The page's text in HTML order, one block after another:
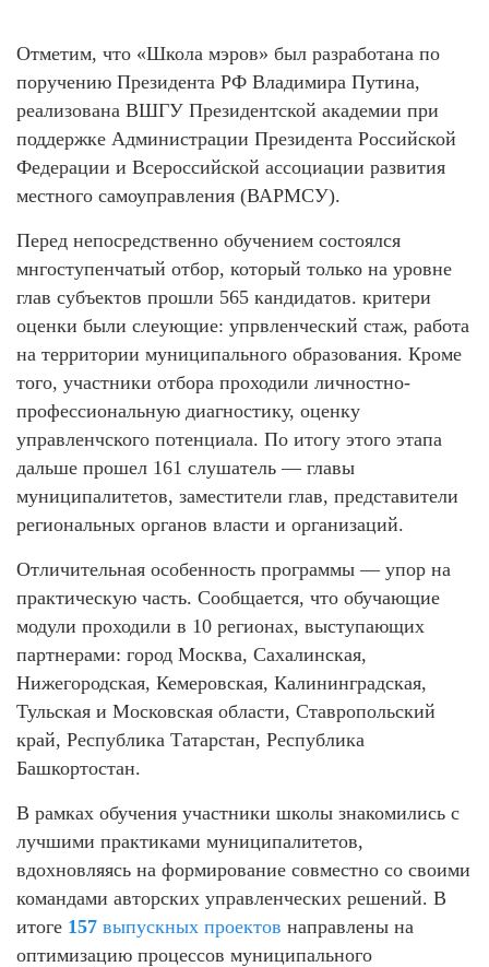
Отметим, что «Школа мэров» был разработана по
поручению Президента РФ Владимира Путина,
реализована ВШГУ Президентской академии при
поддержке Администрации Президента Российской
Федерации и Всероссийской ассоциации развития
местного самоуправления (ВАРМСУ).
Перед непосредственно обучением состоялся
мнгоступенчатый отбор, который только на уровне
глав субъектов прошли 565 кандидатов. критери
оценки были слеующие: упрвленческий стаж, работа
на территории муниципального образования. Кроме
того, участники отбора проходили личностно-
профессиональную диагностику, оценку
управленчского потенциала. По итогу этого этапа
дальше прошел 161 слушатель — главы
муниципалитетов, заместители глав, представители
региональных органов власти и организаций.
Отличительная особенность программы — упор на
практическую часть. Сообщается, что обучающие
модули проходили в 10 регионах, выступающих
партнерами: город Москва, Сахалинская,
Нижегородская, Кемеровская, Калининградская,
Тульская и Московская области, Ставропольский
край, Республика Татарстан, Республика
Башкортостан.
В рамках обучения участники школы знакомились с
лучшими практиками муниципалитетов,
вдохновляясь на формирование совместно со своими
командами авторских управленческих решений. В
итоге 157 выпускных проектов направлены на
оптимизацию процессов муниципального